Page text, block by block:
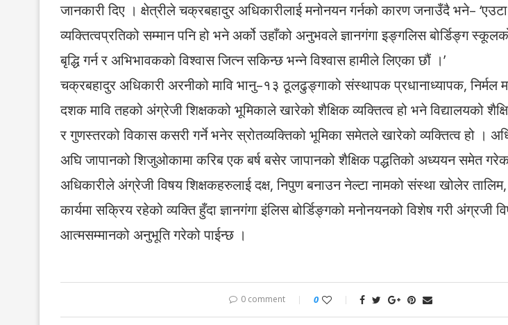
जानकारी दिए । क्षेत्रीले चक्रबहादुर अधिकारीलाई मनोनयन गर्नको कारण जनाउँदै भने–
व्यक्तित्वप्रतिको सम्मान पनि हो भने अर्को उहाँको अनुभवले ज्ञानगंगा इङ्गलिस बोर्डिङ्ग
बृद्धि गर्न र अभिभावकको विश्वास जित्न सकिन्छ भन्ने विश्वास हामीले लिएका छौं ।’
चक्रबहादुर अधिकारी अरनीको मावि भानु–१३ ठूलढुङ्गाको संस्थापक प्रधानाध्यापक, निर्मल
दशक मावि तहको अंग्रेजी शिक्षकको भूमिकाले खारेको शैक्षिक व्यक्तित्व हो भने विद्यालयको
र गुणस्तरको विकास कसरी गर्ने भनेर स्रोतव्यक्तिको भूमिका समेतले खारेको व्यक्तित्व हो ।
अघि जापानको शिजुओकामा करिब एक बर्ष बसेर जापानको शैक्षिक पद्धतिको अध्ययन समेत
अधिकारीले अंग्रेजी विषय शिक्षकहरुलाई दक्ष, निपुण बनाउन नेल्टा नामको संस्था खोलेर
कार्यमा सक्रिय रहेको व्यक्ति हुँदा ज्ञानगंगा इंलिस बोर्डिङ्गको मनोनयनको विशेष गरी अंग्रजी
आत्मसम्मानको अनुभूति गरेको पाईन्छ ।
0 comment 0